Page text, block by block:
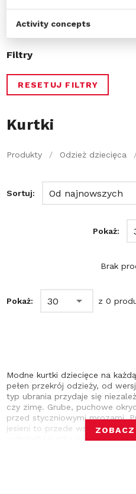
Activity concepts
Filtry
RESETUJ FILTRY
Kurtki
Produkty / Odzież dziecięca
Sortuj: Od najnowszych
Pokaż:
Brak
Pokaż: 30 z 0
Modne kurtki dziecięce na
pełen przekrój odzieży, od
typ ubrania przydaje się
czy zimę. Grube, puchowe
przed styczniowymi mrozami.
jesieni to przede wszystkim
softshell i kurtka